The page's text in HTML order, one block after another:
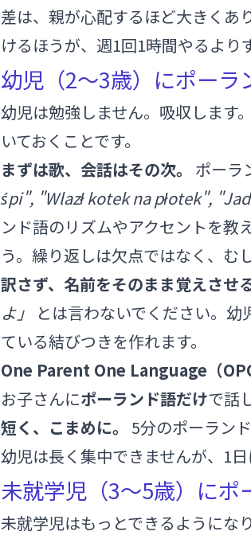
差は、親が心配するほど大きくあ
けるほうが、週1回1時間やるより
幼児（2〜3歳）にポーラ
幼児は勉強しません。吸収します
いておくことです。
まずは歌、会話はその次。
ポーラ
śpi", "Wlazł kotek na płotek",
ンド語のリズムやアクセントを教
う。繰り返しは欠点ではなく、む
訳さず、名前をそのまま覚えさせる
よ」
とは言わないでください。
ている結びつきを作れます。
One Parent One Language（
お子さんにポーランド語だけで話
短く、こまめに。
5分のポーラン
幼児は長く集中できませんが、1
未就学児（3〜5歳）にポ
未就学児はもっとできるようにな